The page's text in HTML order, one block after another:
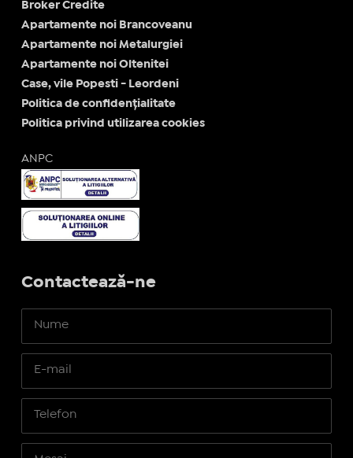
Broker Credite
Apartamente noi Brancoveanu
Apartamente noi Metalurgiei
Apartamente noi Oltenitei
Case, vile Popesti - Leordeni
Politica de confidențialitate
Politica privind utilizarea cookies
ANPC
Contactează-ne